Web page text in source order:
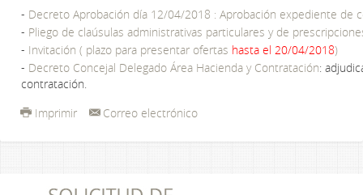
- Decreto Aprobación día 12/04/2018 : Aprobación expediente de
- Pliego de claúsulas administrativas particulares y de
- Invitación ( plazo para presentar ofertas hasta el 20/04/2018)
- Decreto Concejal Delegado Área Hacienda y Contratación:
contratación.
Imprimir
Correo electrónico